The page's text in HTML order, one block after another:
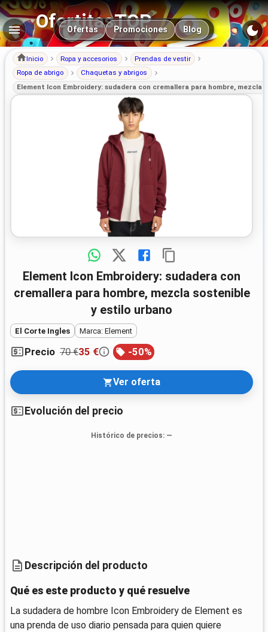
OfertitasTOP
Navegación principal
Ofertas Promociones Blog
Inicio Ropa y accesorios
Prendas de vestir
Ropa de abrigo
Chaquetas y abrigos
Element Icon Embroidery: sudadera con cremallera para hombre, mezcla
Element Icon Embroidery: sudadera con
cremallera para hombre, mezcla sostenible
y estilo urbano
El Corte Ingles Marca: Element
Precio 70 €35 € -50%
Ver oferta
Evolución del precio
Histórico de precios: —
Descripción del producto
Qué es este producto y qué resuelve
La sudadera de hombre Icon Embroidery de Element es
una prenda de uso diario pensada para quien quiere